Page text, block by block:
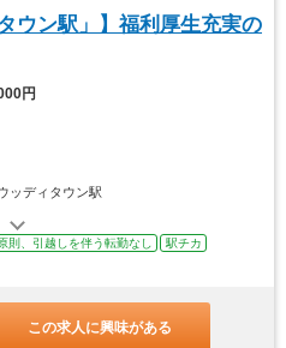
ウン駅」】福利厚生充実の
円
ッディタウン駅
則、引越しを伴う転勤なし
駅チカ
この求人に興味がある